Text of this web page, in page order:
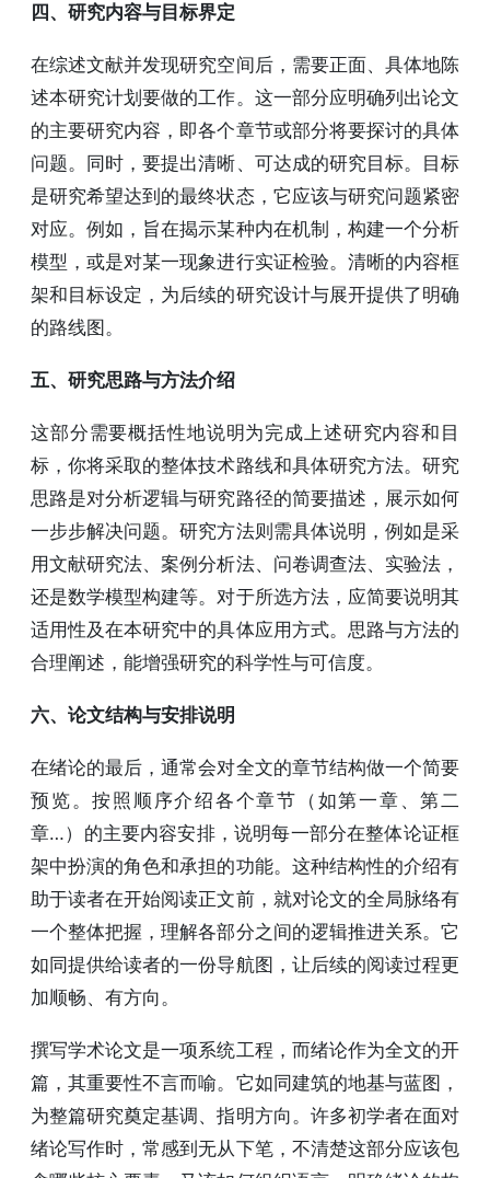
四、研究内容与目标界定
在综述文献并发现研究空间后，需要正面、具体地陈
述本研究计划要做的工作。这一部分应明确列出论文
的主要研究内容，即各个章节或部分将要探讨的具体
问题。同时，要提出清晰、可达成的研究目标。目标
是研究希望达到的最终状态，它应该与研究问题紧密
对应。例如，旨在揭示某种内在机制，构建一个分析
模型，或是对某一现象进行实证检验。清晰的内容框
架和目标设定，为后续的研究设计与展开提供了明确
的路线图。
五、研究思路与方法介绍
这部分需要概括性地说明为完成上述研究内容和目
标，你将采取的整体技术路线和具体研究方法。研究
思路是对分析逻辑与研究路径的简要描述，展示如何
一步步解决问题。研究方法则需具体说明，例如是采
用文献研究法、案例分析法、问卷调查法、实验法，
还是数学模型构建等。对于所选方法，应简要说明其
适用性及在本研究中的具体应用方式。思路与方法的
合理阐述，能增强研究的科学性与可信度。
六、论文结构与安排说明
在绪论的最后，通常会对全文的章节结构做一个简要
预览。按照顺序介绍各个章节（如第一章、第二
章…）的主要内容安排，说明每一部分在整体论证框
架中扮演的角色和承担的功能。这种结构性的介绍有
助于读者在开始阅读正文前，就对论文的全局脉络有
一个整体把握，理解各部分之间的逻辑推进关系。它
如同提供给读者的一份导航图，让后续的阅读过程更
加顺畅、有方向。
撰写学术论文是一项系统工程，而绪论作为全文的开
篇，其重要性不言而喻。它如同建筑的地基与蓝图，
为整篇研究奠定基调、指明方向。许多初学者在面对
绪论写作时，常感到无从下笔，不清楚这部分应该包